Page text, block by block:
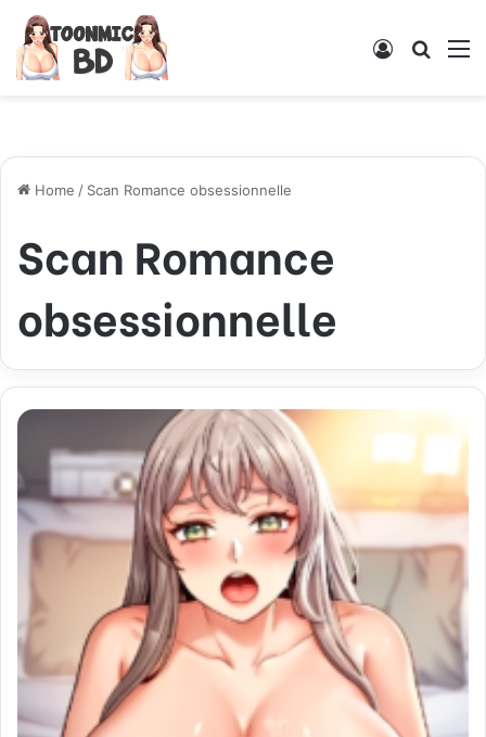
Log
Home / Scan Romance obsessionnelle
Scan Romance
obsessionnelle